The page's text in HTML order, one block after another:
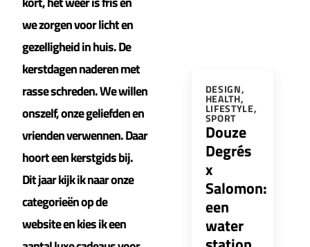
we zorgen voor licht en
gezelligheid in huis. De
kerstdagen naderen met
rasse schreden. We willen
onszelf, onze geliefden en
vrienden verwennen. Daar
hoort een kerstgids bij.
Dit jaar kijk ik naar onze
categorieën op de
website en kies ik een
DESIGN,
HEALTH,
LIFESTYLE,
SPORT
Douze
Degrés
x
Salomon:
een
water